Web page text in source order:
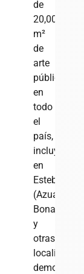
de
20,000
m²
de
arte
público
en
todo
el
país,
incluyendo
en
Estebanía
(Azua),
Bonao
y
otras
localidades,
demostrando